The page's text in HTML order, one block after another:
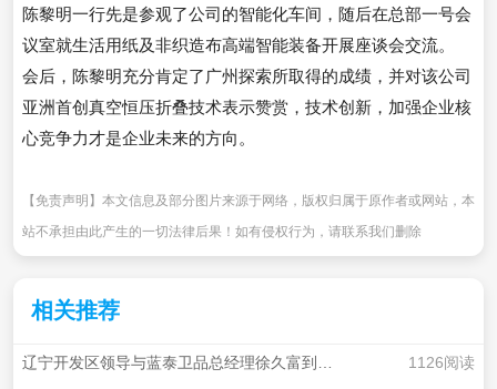
陈黎明一行先是参观了公司的智能化车间，随后在总部一号会
议室就生活用纸及非织造布高端智能装备开展座谈会交流。
会后，陈黎明充分肯定了广州探索所取得的成绩，并对该公司
亚洲首创真空恒压折叠技术表示赞赏，技术创新，加强企业核
心竞争力才是企业未来的方向。
【免责声明】本文信息及部分图片来源于网络，版权归属于原作者或网站，本
站不承担由此产生的一切法律后果！如有侵权行为，请联系我们删除
相关推荐
1126阅读